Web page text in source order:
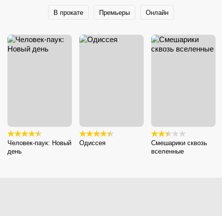
В прокате Премьеры Онлайн
Человек-паук: Новый
день
Одиссея
Смешарики сквозь
вселенные